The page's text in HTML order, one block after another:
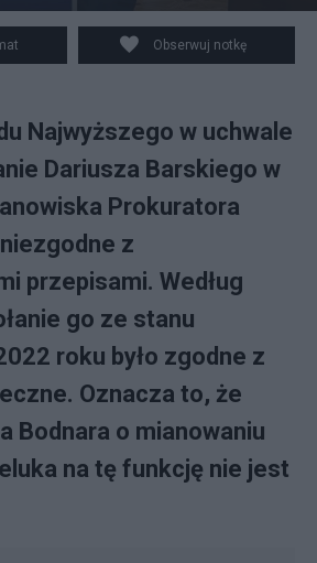
Obserwuj notkę
Najwyższego w uchwale
Dariusza Barskiego w
Prokuratora
z
przepisami. Według
go ze stanu
roku było zgodne z
Oznacza to, że
Bodnara o mianowaniu
na tę funkcję nie jest